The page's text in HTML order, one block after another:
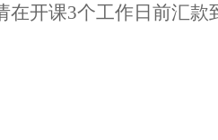
在开课3个工作日前汇款